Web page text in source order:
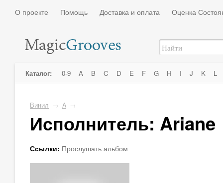
О проекте Помощь Доставка и оплата Оценка
Каталог: 0-9 A B C D E F G H I J K L
Винил → A →
Исполнитель: Ariane
Ссылки: Прослушать альбом